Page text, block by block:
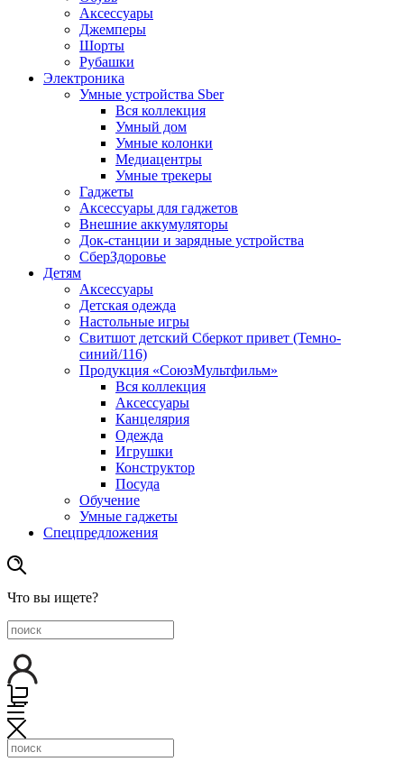
Аксессуары
Джемперы
Шорты
Рубашки
Электроника
Умные устройства Sber
Вся коллекция
Умный дом
Умные колонки
Медиацентры
Умные трекеры
Гаджеты
Аксессуары для гаджетов
Внешние аккумуляторы
Док-станции и зарядные устройства
СберЗдоровье
Детям
Аксессуары
Детская одежда
Настольные игры
Свитшот детский Сберкот привет (Темно-
синий/116)
Продукция «СоюзМультфильм»
Вся коллекция
Аксессуары
Канцелярия
Одежда
Игрушки
Конструктор
Посуда
Обучение
Умные гаджеты
Спецпредложения
Что вы ищете?